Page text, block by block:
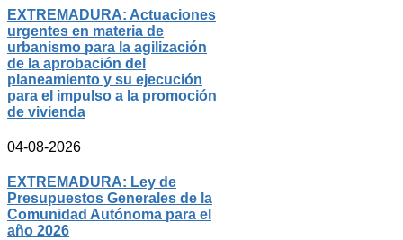
EXTREMADURA: Actuaciones
urgentes en materia de
urbanismo para la agilización
de la aprobación del
planeamiento y su ejecución
para el impulso a la promoción
de vivienda
04-08-2026
EXTREMADURA: Ley de
Presupuestos Generales de la
Comunidad Autónoma para el
año 2026